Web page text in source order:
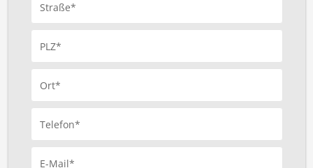
Straße*
PLZ*
Ort*
Telefon*
E-Mail*